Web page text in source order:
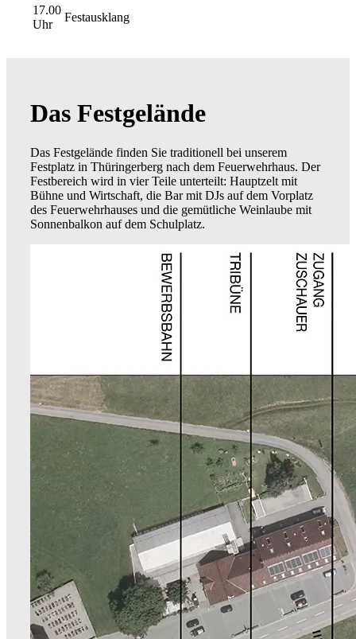
17.00
Uhr
Festausklang
Das Festgelände
Das Festgelände finden Sie traditionell bei unserem
Festplatz in Thüringerberg nach dem Feuerwehrhaus. Der
Festbereich wird in vier Teile unterteilt: Hauptzelt mit
Bühne und Wirtschaft, die Bar mit DJs auf dem Vorplatz
des Feuerwehrhauses und die gemütliche Weinlaube mit
Sonnenbalkon auf dem Schulplatz.